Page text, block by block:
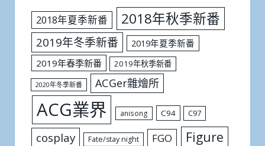
2018年夏季新番 2018年秋季新番
2019年冬季新番
2019年夏季新番
2019年春季新番
2019年秋季新番
2020年冬季新番 ACGer雜燴所
ACG業界 anisong C94 C97
cosplay Fate/stay night FGO Figure